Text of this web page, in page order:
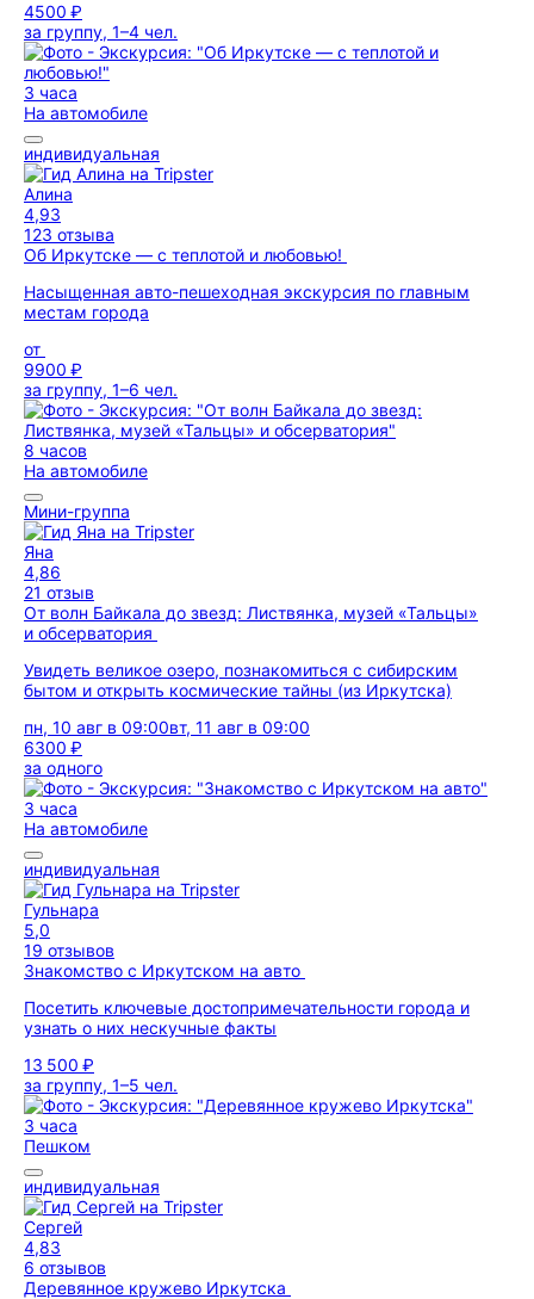
4500 ₽
за группу, 1–4 чел.
3 часа
На автомобиле
индивидуальная
Алина
4,93
123 отзыва
Об Иркутске — с теплотой и любовью!
Насыщенная авто-пешеходная экскурсия по главным
местам города
от
9900 ₽
за группу, 1–6 чел.
8 часов
На автомобиле
Мини-группа
Яна
4,86
21 отзыв
От волн Байкала до звезд: Листвянка, музей «Тальцы»
и обсерватория
Увидеть великое озеро, познакомиться с сибирским
бытом и открыть космические тайны (из Иркутска)
пн, 10 авг в 09:00вт, 11 авг в 09:00
6300 ₽
за одного
3 часа
На автомобиле
индивидуальная
Гульнара
5,0
19 отзывов
Знакомство с Иркутском на авто
Посетить ключевые достопримечательности города и
узнать о них нескучные факты
13 500 ₽
за группу, 1–5 чел.
3 часа
Пешком
индивидуальная
Сергей
4,83
6 отзывов
Деревянное кружево Иркутска